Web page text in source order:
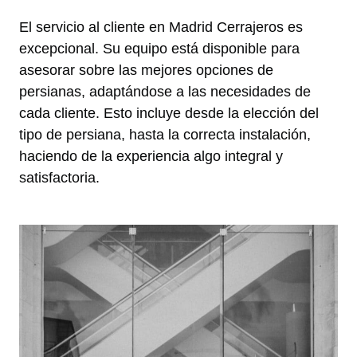
El servicio al cliente en Madrid Cerrajeros es
excepcional. Su equipo está disponible para
asesorar sobre las mejores opciones de
persianas, adaptándose a las necesidades de
cada cliente. Esto incluye desde la elección del
tipo de persiana, hasta la correcta instalación,
haciendo de la experiencia algo integral y
satisfactoria.